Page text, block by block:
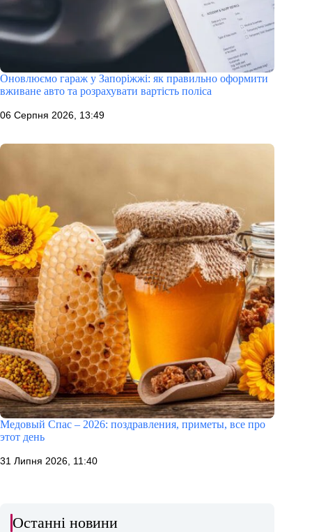
Оновлюємо гараж у Запоріжжі: як правильно оформити
вживане авто та розрахувати вартість поліса
06 Серпня 2026, 13:49
Медовый Спас – 2026: поздравления, приметы, все про
этот день
31 Липня 2026, 11:40
Останні новини